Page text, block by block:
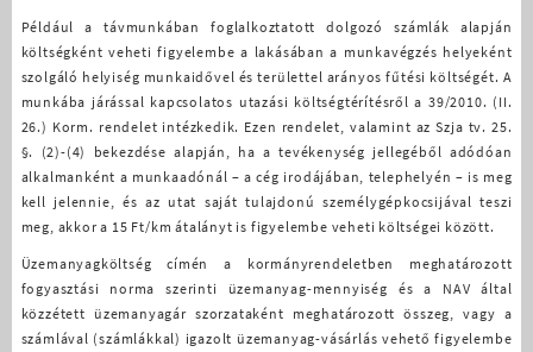
Például a távmunkában foglalkoztatott dolgozó számlák alapján
költségként veheti figyelembe a lakásában a munkavégzés helyeként
szolgáló helyiség munkaidővel és területtel arányos fűtési költségét. A
munkába járással kapcsolatos utazási költségtérítésről a 39/2010. (II.
26.) Korm. rendelet intézkedik. Ezen rendelet, valamint az Szja tv. 25.
§. (2)-(4) bekezdése alapján, ha a tevékenység jellegéből adódóan
alkalmanként a munkaadónál – a cég irodájában, telephelyén – is meg
kell jelennie, és az utat saját tulajdonú személygépkocsijával teszi
meg, akkor a 15 Ft/km átalányt is figyelembe veheti költségei között.
Üzemanyagköltség címén a kormányrendeletben meghatározott
fogyasztási norma szerinti üzemanyag-mennyiség és a NAV által
közzétett üzemanyagár szorzataként meghatározott összeg, vagy a
számlával (számlákkal) igazolt üzemanyag-vásárlás vehető figyelembe